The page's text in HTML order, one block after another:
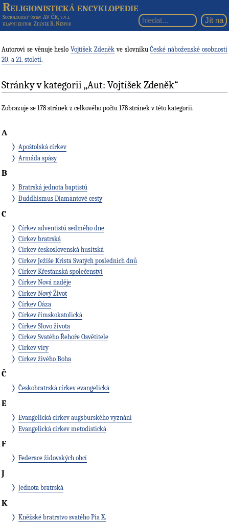
Religionistická encyklopedie
Sociologický ústav AV ČR, v.v.i.
hlavní editor: Zdeněk R. Nešpor
Autorovi se věnuje hesloVojtíšek Zdeněk ve slovníkuČeské náboženské osobnosti
20. a 21. století.
Stránky v kategorii „Aut: Vojtíšek Zdeněk“
Zobrazuje se 178 stránek z celkového počtu 178 stránek v této kategorii.
A
Apoštolská církev
Armáda spásy
B
Bratrská jednota baptistů
Buddhismus Diamantové cesty
C
Církev adventistů sedmého dne
Církev bratrská
Církev československá husitská
Církev Ježíše Krista Svatých posledních dnů
Církev Křesťanská společenství
Církev Nová naděje
Církev Nový Život
Církev Oáza
Církev římskokatolická
Církev Slovo života
Církev Svatého Řehoře Osvětitele
Církev víry
Církev živého Boha
Č
Českobratrská církev evangelická
E
Evangelická církev augsburského vyznání
Evangelická církev metodistická
F
Federace židovských obcí
J
Jednota bratrská
K
Kněžské bratrstvo svatého Pia X.